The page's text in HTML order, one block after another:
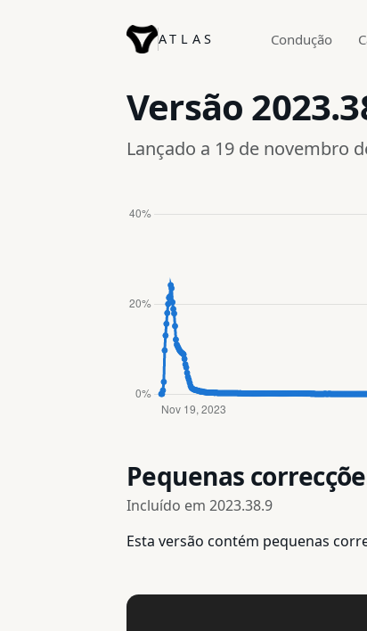
ATLAS Condução
Versão
Lançado a 19 de novembro
Pequenas
Incluído em 2023.38.9
Esta versão contém pequenas